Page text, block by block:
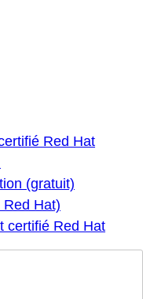
Red Hat
(gratuit)
Hat)
certifié Red Hat